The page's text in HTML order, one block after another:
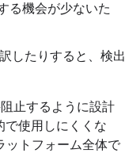
る機会が少ないた
したりすると、検出
止するように設計
で使用しにくくな
ットフォーム全体で